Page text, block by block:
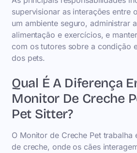
supervisionar as interações entre
um ambiente seguro, administrar
alimentação e exercícios, e
com os tutores sobre a condição
dos pets.
Qual É A Diferença
Monitor De Creche
Pet Sitter?
O Monitor de Creche Pet trabalha
de creche, onde os cães